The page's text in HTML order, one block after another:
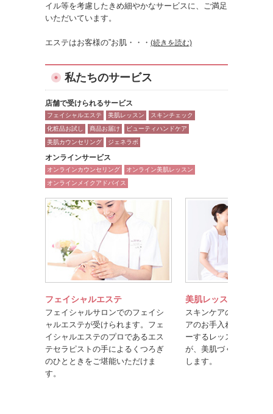
イル等を考慮したきめ細やかなサービスに、ご満足
いただいています。
エステはお客様の”お肌 ・・・ (続きを読む)
私たちのサービス
店舗で受けられるサービス
フェイシャルエステ 美肌レッスン
スキンチェック
化粧品お試し
商品お届け
ビューティハンドケア
美肌カウンセリング
ジェネラボ
オンラインサービス
オンラインカウンセリング
オンライン美肌レッスン
オンラインメイクアドバイス
フェイシャルエステ
フェイシャルサロンでのフェイシ
ャルエステが受けられます。フェ
イシャルエステのプロであるエス
テセラピストの手によるくつろぎ
のひとときをご堪能いただけま
す。
美肌レッスン
スキンケアのポイント
アのお手入れ方法を楽
ーするレッスンです。
が、美肌づくりのコツ
します。